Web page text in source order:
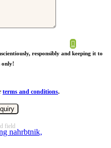
responsibly and keeping it to
only!
terms and conditions.
field